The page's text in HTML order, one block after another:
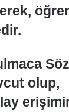
olup,